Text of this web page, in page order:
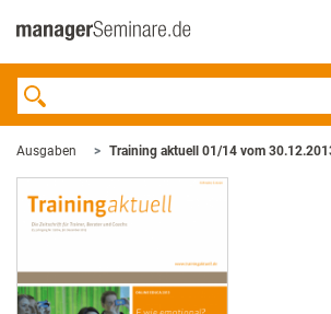
Ausgaben Training aktuell 01/14 vom